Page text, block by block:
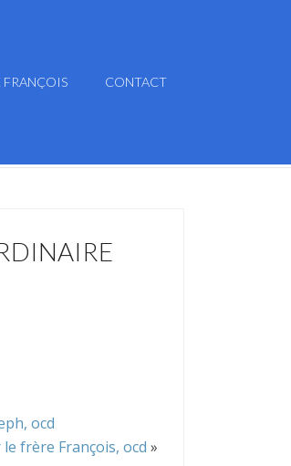
FRANÇOIS CONTACT
ocd
frère François, ocd »